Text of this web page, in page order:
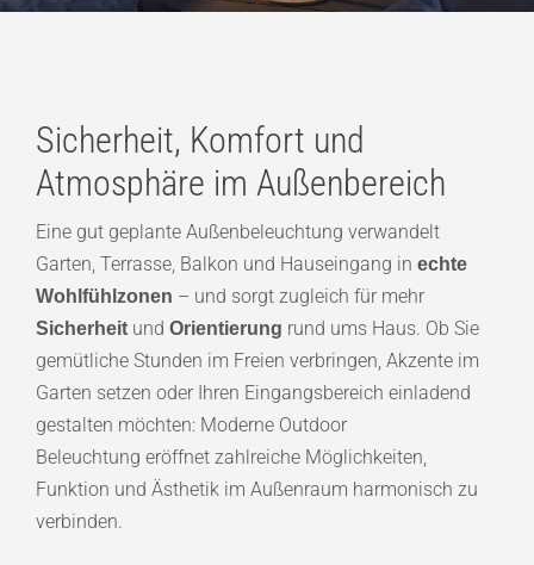
Sicherheit, Komfort und
Atmosphäre im Außenbereich
Eine gut geplante Außenbeleuchtung verwandelt
Garten, Terrasse, Balkon und Hauseingang in echte
Wohlfühlzonen – und sorgt zugleich für mehr
Sicherheitund Orientierung rund ums Haus. Ob Sie
gemütliche Stunden im Freien verbringen, Akzente im
Garten setzen oder Ihren Eingangsbereich einladend
gestalten möchten: Moderne Outdoor
Beleuchtung eröffnet zahlreiche Möglichkeiten,
Funktion und Ästhetik im Außenraum harmonisch zu
verbinden.